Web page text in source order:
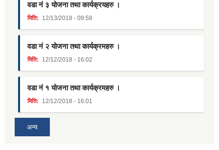
वडा नं ३ योजना तथा कार्यक्रयहरु ।
मिति: 12/13/2018 - 09:58
वडा नं २ योजना तथा कार्यक्रमहरु ।
मिति: 12/12/2018 - 16:02
वडा नं १ योजना तथा कार्यक्रमहरु ।
मिति: 12/12/2018 - 16:01
अन्य